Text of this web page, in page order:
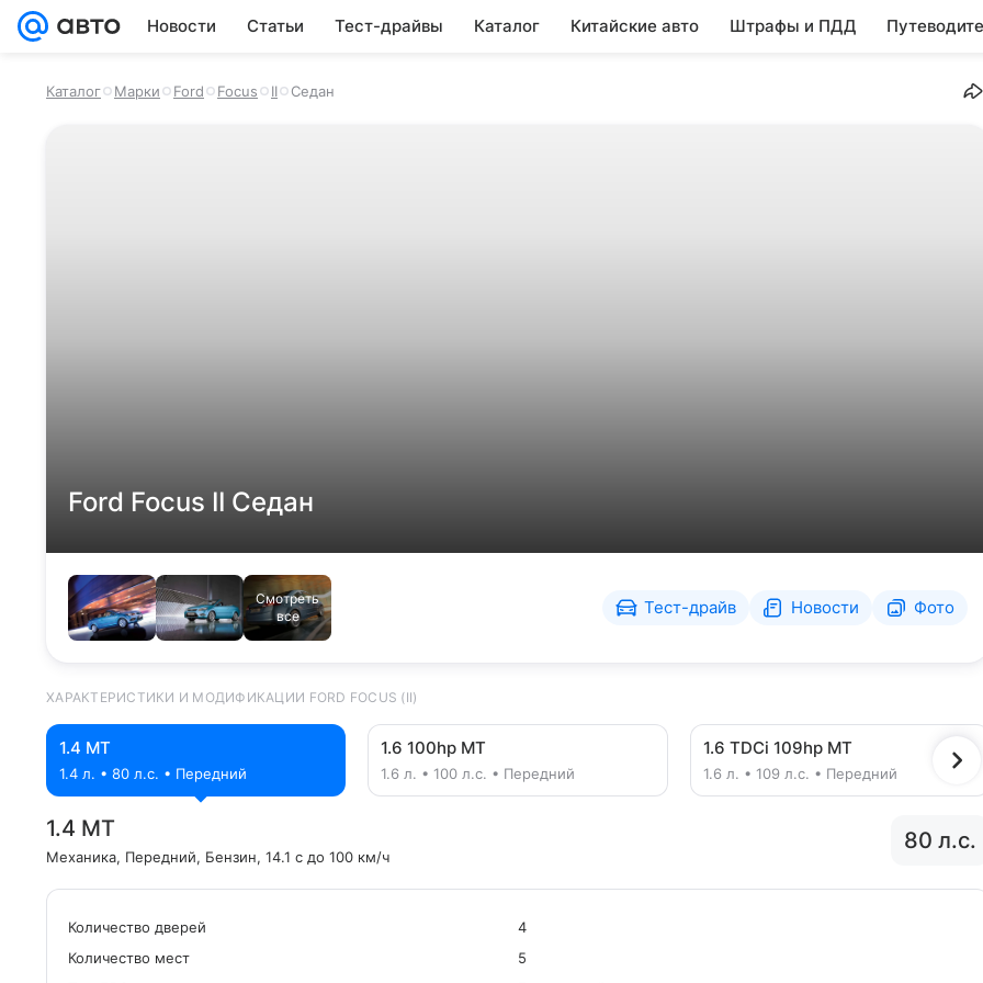
Новости Статьи Тест-драйвы Каталог Китайские авто Штрафы и ПДД
Каталог Марки Ford Focus II Седан
Ford Focus II Седан
Смотреть
все
Тест-драйв Новости Фото
ХАРАКТЕРИСТИКИ И МОДИФИКАЦИИ FORD FOCUS (II)
1.4 MT
1.4 л. • 80 л.с. • Передний
1.6 100hp MT
1.6 л. • 100 л.с. • Передний
1.6 TDCi 109hp MT
1.6 л. • 109 л.с. • Передний
1.4 MT
Механика, Передний, Бензин, 14.1 с до 100 км/ч
80 л.с.
Количество дверей
4
Количество мест
5